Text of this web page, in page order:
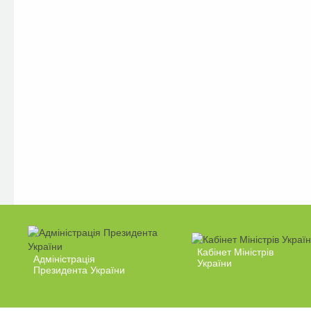
Адміністрація
Президента України
Кабінет Міністрів
України